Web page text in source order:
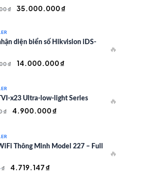
₫
Giá
50.000.000 ₫.
35.000.000₫
là:
35.000.000 ₫.
diện biển số Hikvision iDS-
₫
Giá
20.000.000 ₫.
14.000.000₫
là:
14.000.000 ₫.
🔥
x23 Ultra-low-light Series
₫
Giá
7.000.000 ₫.
4.900.000₫
là:
🔥
Thông Minh Model 227 – Full
₫
Giá
4.719.147₫
🔥